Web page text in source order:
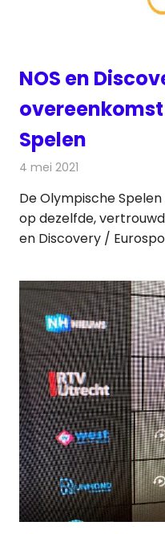
NOS en
Spelen
4 mei 2021
De Olympische
op dezelfde,
en Discovery /